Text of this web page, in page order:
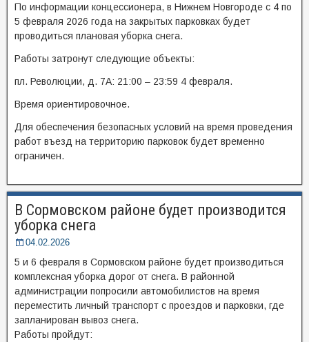
По информации концессионера, в Нижнем Новгороде с 4 по
5 февраля 2026 года на закрытых парковках будет
проводиться плановая уборка снега.
Работы затронут следующие объекты:
пл. Революции, д. 7А: 21:00 – 23:59 4 февраля.
Время ориентировочное.
Для обеспечения безопасных условий на время проведения
работ въезд на территорию парковок будет временно
ограничен.
В Сормовском районе будет производится
уборка снега
04.02.2026
5 и 6 февраля в Сормовском районе будет производиться
комплексная уборка дорог от снега. В районной
администрации попросили автомобилистов на время
переместить личный транспорт с проездов и парковки, где
запланирован вывоз снега.
Работы пройдут: